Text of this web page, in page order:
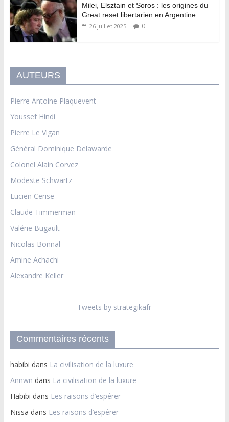
Milei, Elsztain et Soros : les origines du
Great reset libertarien en Argentine
26 juillet 2025 0
AUTEURS
Pierre Antoine Plaquevent
Youssef Hindi
Pierre Le Vigan
Général Dominique Delawarde
Colonel Alain Corvez
Modeste Schwartz
Lucien Cerise
Claude Timmerman
Valérie Bugault
Nicolas Bonnal
Amine Achachi
Alexandre Keller
Tweets by strategikafr
Commentaires récents
habibi dans La civilisation de la luxure
Annwn dans La civilisation de la luxure
Habibi dans Les raisons d’espérer
Nissa dans Les raisons d’espérer